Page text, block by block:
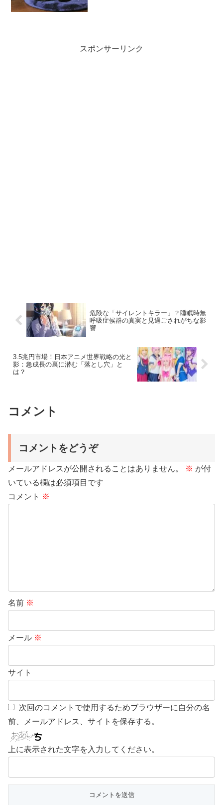
スポンサーリンク
危険な「サイレントキラー」？睡眠時無
呼吸症候群の真実と見過ごされがちな影
響
3.5兆円市場！日本アニメ世界戦略の光と
影：急成長の裏に潜む「落とし穴」と
は？
コメント
コメントをどうぞ
メールアドレスが公開されることはありません。 ※ が付
いている欄は必須項目です
コメント ※
名前 ※
メール ※
サイト
次回のコメントで使用するためブラウザーに自分の名
前、メールアドレス、サイトを保存する。
上に表示された文字を入力してください。